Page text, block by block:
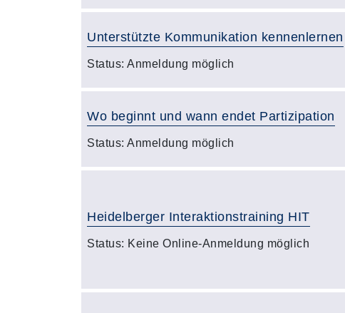
Unterstützte Kommunikation kennenlernen
Status: Anmeldung möglich
Wo beginnt und wann endet Partizipation
Status: Anmeldung möglich
Heidelberger Interaktionstraining HIT
Status: Keine Online-Anmeldung möglich